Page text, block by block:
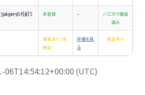
未登録 –
✓ CCSIで報告
済み
報告あり（未
検証）
詳細を見
る
検証待ち
06T14:54:12+00:00 (UTC)